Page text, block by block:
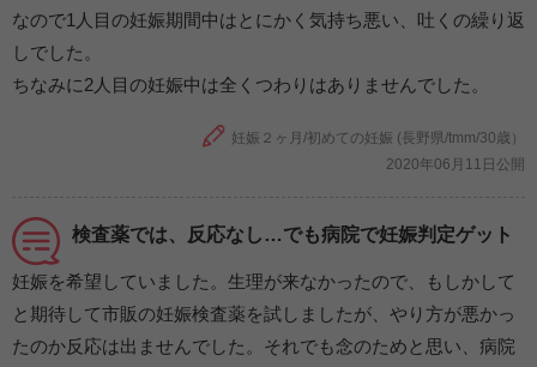
なので1人目の妊娠期間中はとにかく気持ち悪い、吐くの繰り返
しでした。
ちなみに2人目の妊娠中は全くつわりはありませんでした。
妊娠２ヶ月/初めての妊娠 (長野県/tmm/30歳）
2020年06月11日公開
検査薬では、反応なし…でも病院で妊娠判定ゲット
妊娠を希望していました。生理が来なかったので、もしかして
と期待して市販の妊娠検査薬を試しましたが、やり方が悪かっ
たのか反応は出ませんでした。それでも念のためと思い、病院